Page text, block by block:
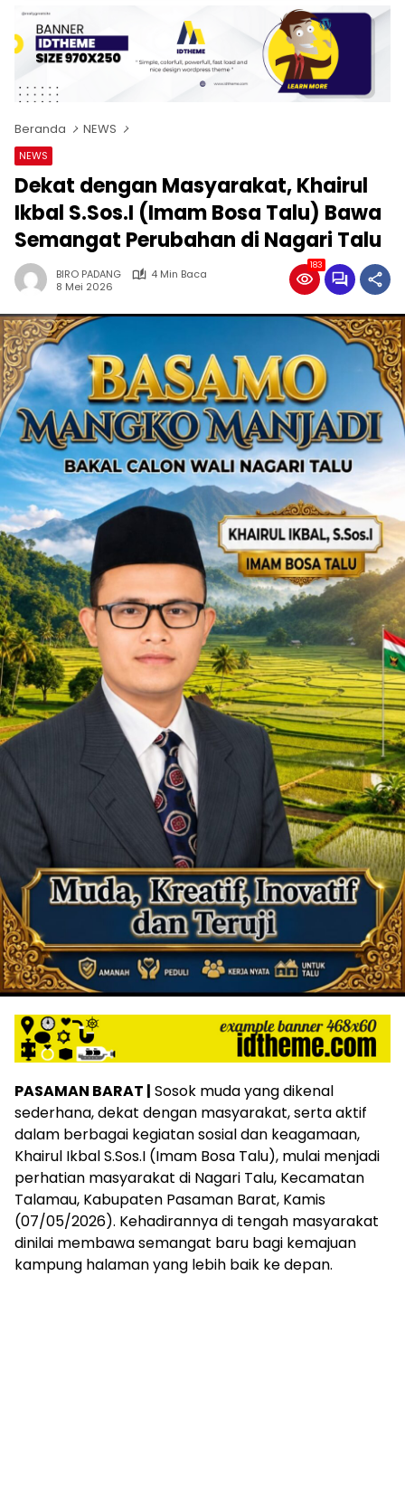
Beranda NEWS
NEWS
Dekat dengan Masyarakat, Khairul
Ikbal S.Sos.I (Imam Bosa Talu) Bawa
Semangat Perubahan di Nagari Talu
BIRO PADANG
4 Min Baca
8 Mei 2026
183
PASAMAN BARAT | Sosok muda yang dikenal
sederhana, dekat dengan masyarakat, serta aktif
dalam berbagai kegiatan sosial dan keagamaan,
Khairul Ikbal S.Sos.I (Imam Bosa Talu), mulai menjadi
perhatian masyarakat di Nagari Talu, Kecamatan
Talamau, Kabupaten Pasaman Barat, Kamis
(07/05/2026). Kehadirannya di tengah masyarakat
dinilai membawa semangat baru bagi kemajuan
kampung halaman yang lebih baik ke depan.